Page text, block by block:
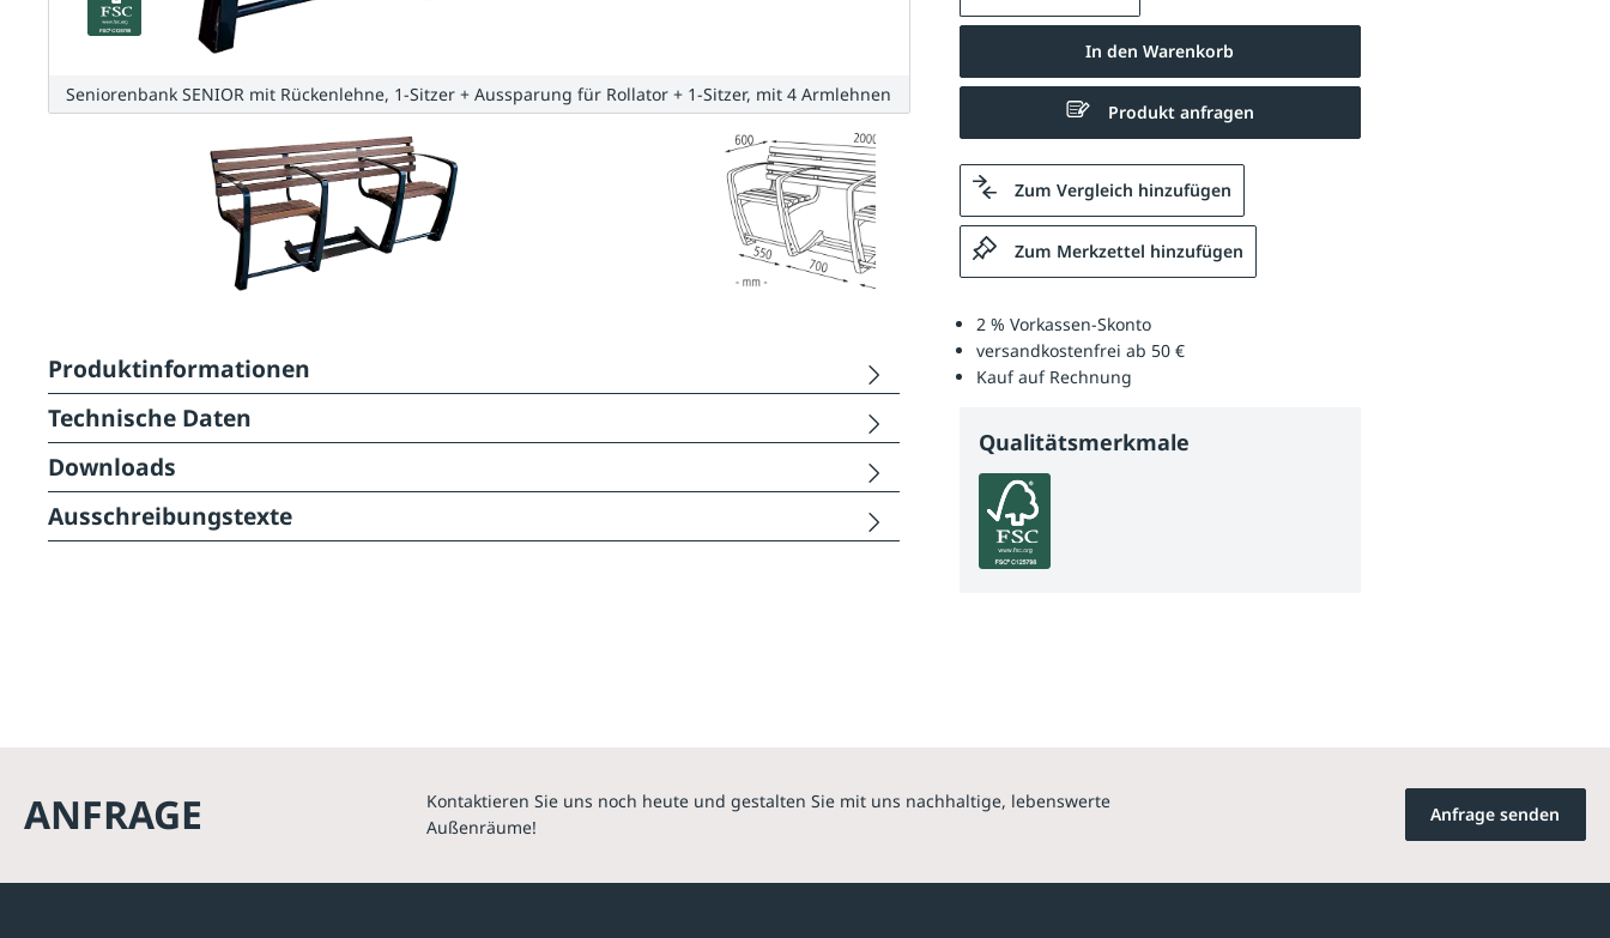
In den Warenkorb
Produkt anfragen
Zum Vergleich hinzufügen
Zum Merkzettel hinzufügen
2 % Vorkassen-Skonto
versandkostenfrei ab 50 €
Kauf auf Rechnung
Qualitätsmerkmale
Seniorenbank SENIOR mit Rückenlehne, 1-Sitzer + Aussparung für Rollator + 1-Sitzer, mit 4 Armlehnen
Produktinformationen
Technische Daten
Downloads
Ausschreibungstexte
ANFRAGE
Kontaktieren Sie uns noch heute und gestalten Sie mit uns nachhaltige, lebenswerte
Außenräume!
Anfrage senden